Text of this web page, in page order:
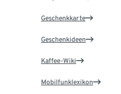
Geschenkkarte
Geschenkideen
Kaffee-Wiki
Mobilfunklexikon